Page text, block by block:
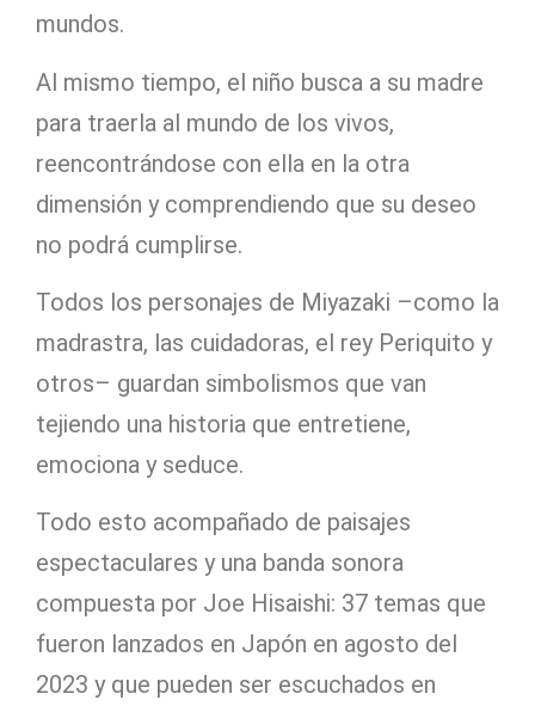
mundos.
Al mismo tiempo, el niño busca a su madre
para traerla al mundo de los vivos,
reencontrándose con ella en la otra
dimensión y comprendiendo que su deseo
no podrá cumplirse.
Todos los personajes de Miyazaki –como la
madrastra, las cuidadoras, el rey Periquito y
otros– guardan simbolismos que van
tejiendo una historia que entretiene,
emociona y seduce.
Todo esto acompañado de paisajes
espectaculares y una banda sonora
compuesta por Joe Hisaishi: 37 temas que
fueron lanzados en Japón en agosto del
2023 y que pueden ser escuchados en